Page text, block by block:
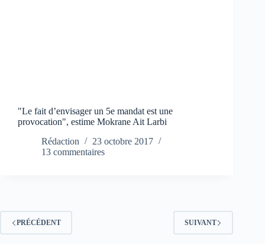
"Le fait d’envisager un 5e mandat est une
provocation", estime Mokrane Ait Larbi
Rédaction
23 octobre 2017
13 commentaires
PRÉCÉDENT SUIVANT